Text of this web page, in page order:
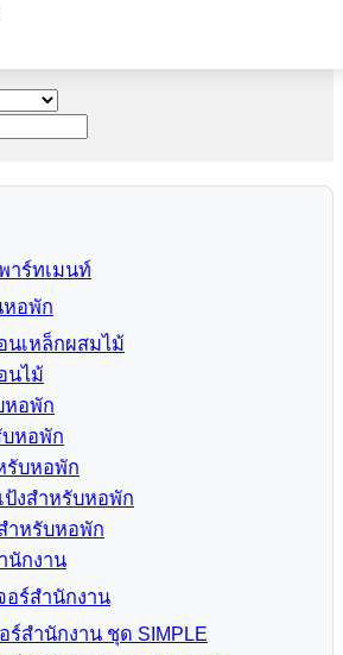
าร์ทเมนท์
อพัก
นเหล็กผสมไม้
นไม้
หอพัก
หอพัก
รับหอพัก
ป้งสำหรับหอพัก
ำหรับหอพัก
นักงาน
อร์สำนักงาน
ร์สำนักงาน ชุด SIMPLE